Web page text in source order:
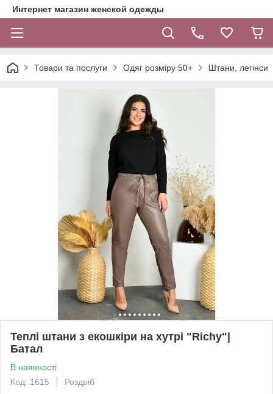
Интернет магазин женской одежды
Товари та послуги Одяг розміру 50+ Штани, легінси
Теплі штани з екошкіри на хутрі "Richy"|
Батал
В наявності
Код: 1615
Роздріб